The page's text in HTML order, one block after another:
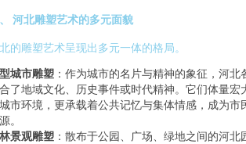
河北雕塑艺术的多元面貌
的雕塑艺术呈现出多元一体的格局。
城市雕塑 ：作为城市的名片与精神的象征，河
了地域文化、历史事件或时代精神。它们体量宏
市环境，更承载着公共记忆与集体情感，成为市
。
景观雕塑 ：散布于公园、广场、绿地之间的河